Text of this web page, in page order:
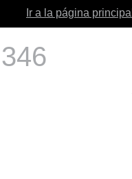
Ir a la página principal